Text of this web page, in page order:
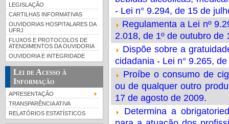
LEGISLAÇÃO
CARTILHAS INFORMATIVAS
OUVIDORIAS HOSPITALARES DA
UFRJ
FLUXOS E PROTOCOLOS DE
ATENDIMENTOS DA OUVIDORIA
OUVIDORIA E INTEGRIDADE
Lei de Acesso à
Informação
APRESENTAÇÃO
TRANSPARÊNCIA ATIVA
RELATÓRIOS ESTATÍSTICOS
- Lei n° 9.294, de 15 de
Regulamenta a Lei nº
2.018, de 1º de outubro de
Dispõe sobre a
cidadania - Lei n° 9.265,
Proíbe o consumo de
ou de qualquer outro
17 de agosto de 2009.
Determina a